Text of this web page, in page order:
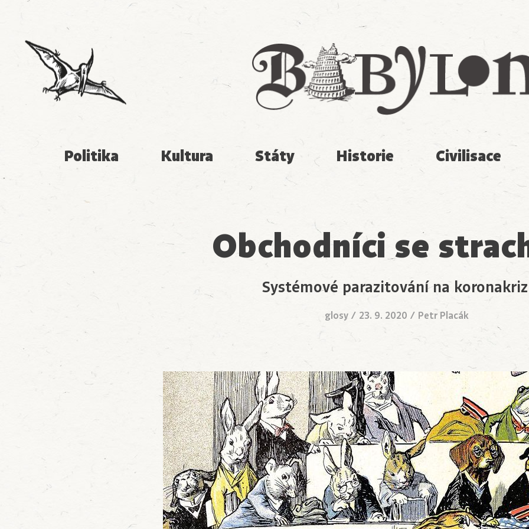
Babylon
Politika Kultura Státy Historie Civilisace
Obchodníci se
Systémové parazitování na
glosy / 23. 9. 2020 / Petr Placák